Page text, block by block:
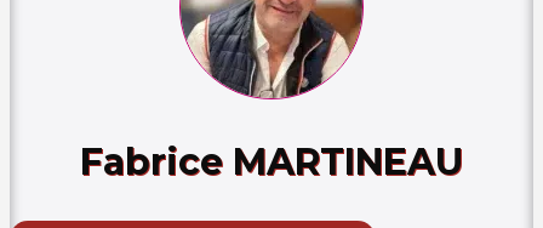
Fabrice MARTINEAU